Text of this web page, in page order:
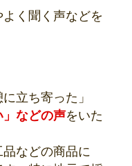
く聞く声などを
立ち寄った」
」などの声をいた
などの商品に